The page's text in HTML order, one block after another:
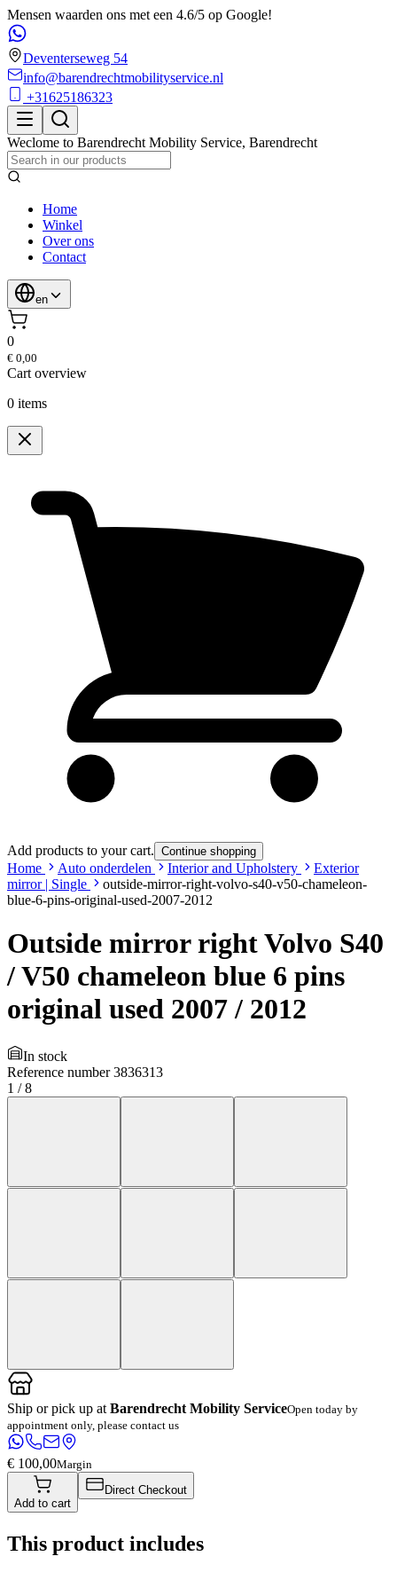
Mensen waarden ons met een 4.6/5 op Google!
Deventerseweg 54
info@barendrechtmobilityservice.nl
+31625186323
Weclome to Barendrecht Mobility Service, Barendrecht
Home
Winkel
Over ons
Contact
en
0
€ 0,00
Cart overview
0 items
Add products to your cart. Continue shopping
Home Auto onderdelen Interior and Upholstery
Exterior
mirror | Single
outside-mirror-right-volvo-s40-v50-chameleon-
blue-6-pins-original-used-2007-2012
Outside mirror right Volvo S40
/ V50 chameleon blue 6 pins
original used 2007 / 2012
In stock
Reference number 3836313
1 /8
Ship or pick up at Barendrecht Mobility ServiceOpen today by
appointment only, please contact us
€ 100,00Margin
Add to cart
Direct Checkout
This product includes